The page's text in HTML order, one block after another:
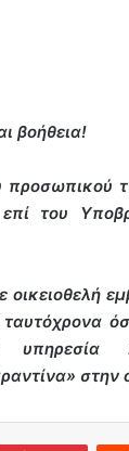
βοήθεια!
του
στην